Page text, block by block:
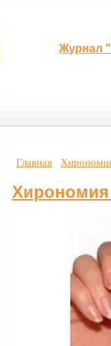
Журнал
Главная
Хирономия